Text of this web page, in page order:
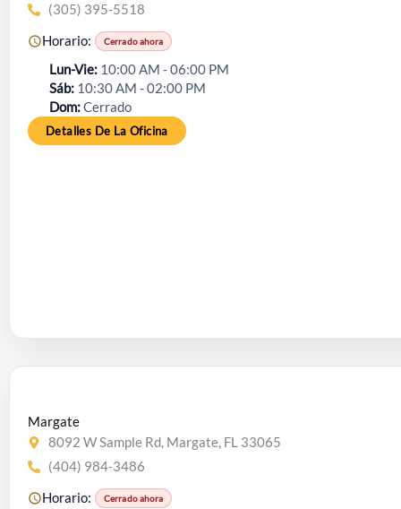
(305) 395-5518
Horario: Cerrado ahora
Lun-Vie 10:00 AM - 06:00 PM
Sáb 10:30 AM - 02:00 PM
Dom Cerrado
Detalles De La Oficina
Margate
8092 W Sample Rd, Margate, FL 33065
(404) 984-3486
Horario: Cerrado ahora